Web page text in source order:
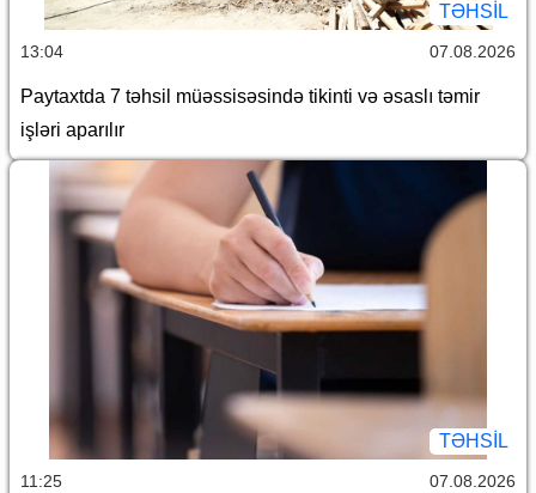
TƏHSIL
13:04 07.08.2026
Paytaxtda 7 təhsil müəssisəsində tikinti və əsaslı təmir
işləri aparılır
TƏHSIL
11:25 07.08.2026